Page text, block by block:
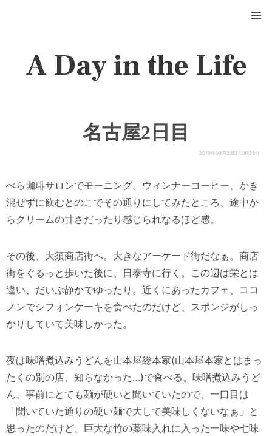
A Day in the Life
名古屋2日目
2019年09月23日 12時25分
べら珈琲サロンでモーニング。ウィンナーコーヒー、かき
混ぜずに飲むとのこでその通りにしてみたところ、途中か
らクリームの甘さだったり感じられなるほど感。
その後、大須商店街へ。大きなアーケード街だなぁ。商店
街をぐるっと歩いた後に、日泰寺に行く。この辺は栄とは
違い、だいぶ静かでゆったり。近くにあったカフェ、ココ
ノンでシフォンケーキを食べたのだけど、スポンジがしっ
かりしていて美味しかった。
夜は味噌煮込みうどんを山本屋総本家(山本屋本家とはまっ
たくの別の店、知らなかった…)で食べる。味噌煮込みうど
ん、事前にとても麺が硬いと聞いていたので、一口目は
「聞いていた通りの硬い麺で大して美味しくないなぁ」と
思ったのだけど、巨大な竹の薬味入れに入った一味や七味